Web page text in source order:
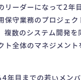
リーダーになって2年
保守業務のプロジェ
複数のシステム開発を
ト全体のマネジメン
年目までの若いメン